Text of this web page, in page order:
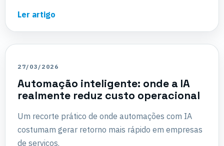
Ler artigo
27/03/2026
Automação inteligente: onde a IA
realmente reduz custo operacional
Um recorte prático de onde automações com IA
costumam gerar retorno mais rápido em empresas
de serviços.